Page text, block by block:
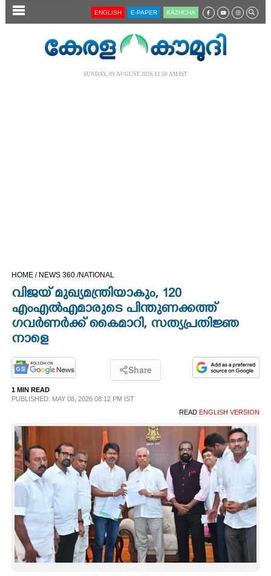
SECTIONS
OPINION
LIFESTYLE
INFO+
ART
ASTRO
CARTOONS
ENGLISH E-PAPER KĀZHCHA
SUNDAY, 09 AUGUST 2026 11.50 AM IST
HOME / NEWS 360 /NATIONAL
വിജയ് മുഖ്യമന്ത്രിയാകും,​ 120
എംഎൽഎമാരുടെ പിന്തുണക്കത്ത്
ഗവർണർക്ക് കൈമാറി,​ സത്യപ്രതിജ്ഞ
നാളെ
Share
1 MIN READ
PUBLISHED: MAY 08, 2026 08:12 PM IST
READ ENGLISH VERSION